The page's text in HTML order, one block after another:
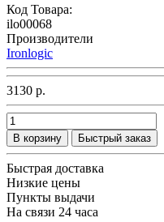
Код Товара:
ilo00068
Производители
Ironlogic
3130 р.
В корзину Быстрый заказ
Быстрая доставка
Низкие цены
Пункты выдачи
На связи 24 часа